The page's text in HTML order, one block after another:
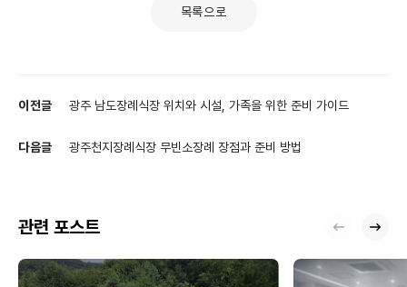
목록으로
이전글 광주 남도장례식장 위치와 시설, 가족을 위한 준비 가이드
다음글 광주천지장례식장 무빈소장례 장점과 준비 방법
관련 포스트